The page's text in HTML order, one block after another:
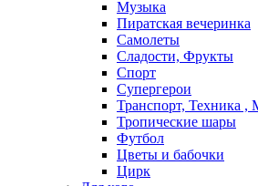
Музыка
Пиратская вечеринка
Самолеты
Сладости, Фрукты
Спорт
Супергерои
Транспорт, Техника
Тропические шары
Футбол
Цветы и бабочки
Цирк